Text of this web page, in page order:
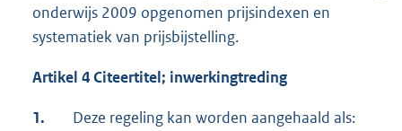
onderwijs 2009 opgenomen prijsindexen en
systematiek van prijsbijstelling.
Artikel 4 Citeertitel; inwerkingtreding
1.
Deze regeling kan worden aangehaald als: